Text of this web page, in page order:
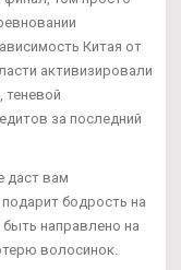
Китая от
активизировали
теневой
за последний
даст вам
бодрость на
направлено на
волосинок.